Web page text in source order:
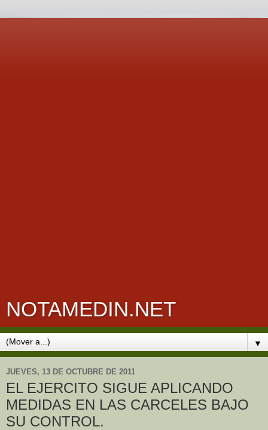
NOTAMEDIN.NET
▼
JUEVES, 13 DE OCTUBRE DE 2011
EL EJERCITO SIGUE APLICANDO
MEDIDAS EN LAS CARCELES BAJO
SU CONTROL.